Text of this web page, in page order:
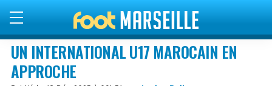
UN INTERNATIONAL U17 MAROCAIN EN
APPROCHE